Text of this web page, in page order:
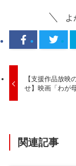
よ
【支援作品放映
せ】映画「わが
関連記事